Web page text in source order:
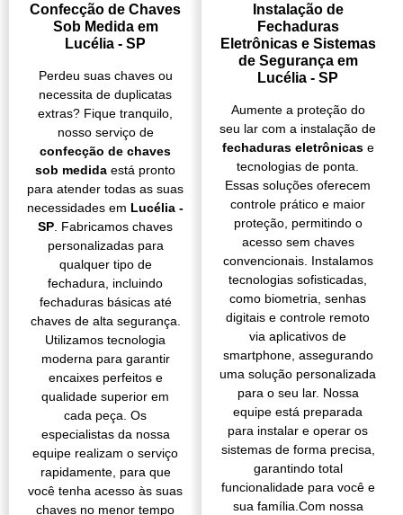
Confecção de Chaves
Sob Medida em
Lucélia - SP
Perdeu suas chaves ou
necessita de duplicatas
extras? Fique tranquilo,
nosso serviço de
confecção de chaves
sob medida está pronto
para atender todas as suas
necessidades em Lucélia -
SP . Fabricamos chaves
personalizadas para
qualquer tipo de
fechadura, incluindo
fechaduras básicas até
chaves de alta segurança.
Utilizamos tecnologia
moderna para garantir
encaixes perfeitos e
qualidade superior em
cada peça. Os
especialistas da nossa
equipe realizam o serviço
rapidamente, para que
você tenha acesso às suas
chaves no menor tempo
Instalação de
Fechaduras
Eletrônicas e Sistemas
de Segurança em
Lucélia - SP
Aumente a proteção do
seu lar com a instalação de
fechaduras eletrônicase
tecnologias de ponta.
Essas soluções oferecem
controle prático e maior
proteção, permitindo o
acesso sem chaves
convencionais. Instalamos
tecnologias sofisticadas,
como biometria, senhas
digitais e controle remoto
via aplicativos de
smartphone, assegurando
uma solução personalizada
para o seu lar. Nossa
equipe está preparada
para instalar e operar os
sistemas de forma precisa,
garantindo total
funcionalidade para você e
sua família.Com nossa